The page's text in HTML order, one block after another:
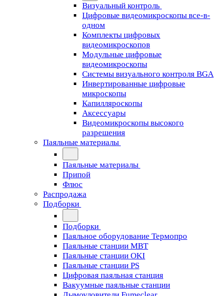
Визуальный контроль
Цифровые видеомикроскопы все-в-
одном
Комплекты цифровых
видеомикроскопов
Модульные цифровые
видеомикроскопы
Cистемы визуального контроля BGA
Инвертированные цифровые
микроскопы
Капилляроскопы
Аксессуары
Видеомикроскопы высокого
разрешения
Паяльные материалы
Паяльные материалы
Припой
Флюс
Распродажа
Подборки
Подборки
Паяльное оборудование Термопро
Паяльные станции MBT
Паяльные станции OKI
Паяльные станции PS
Цифровая паяльная станция
Вакуумные паяльные станции